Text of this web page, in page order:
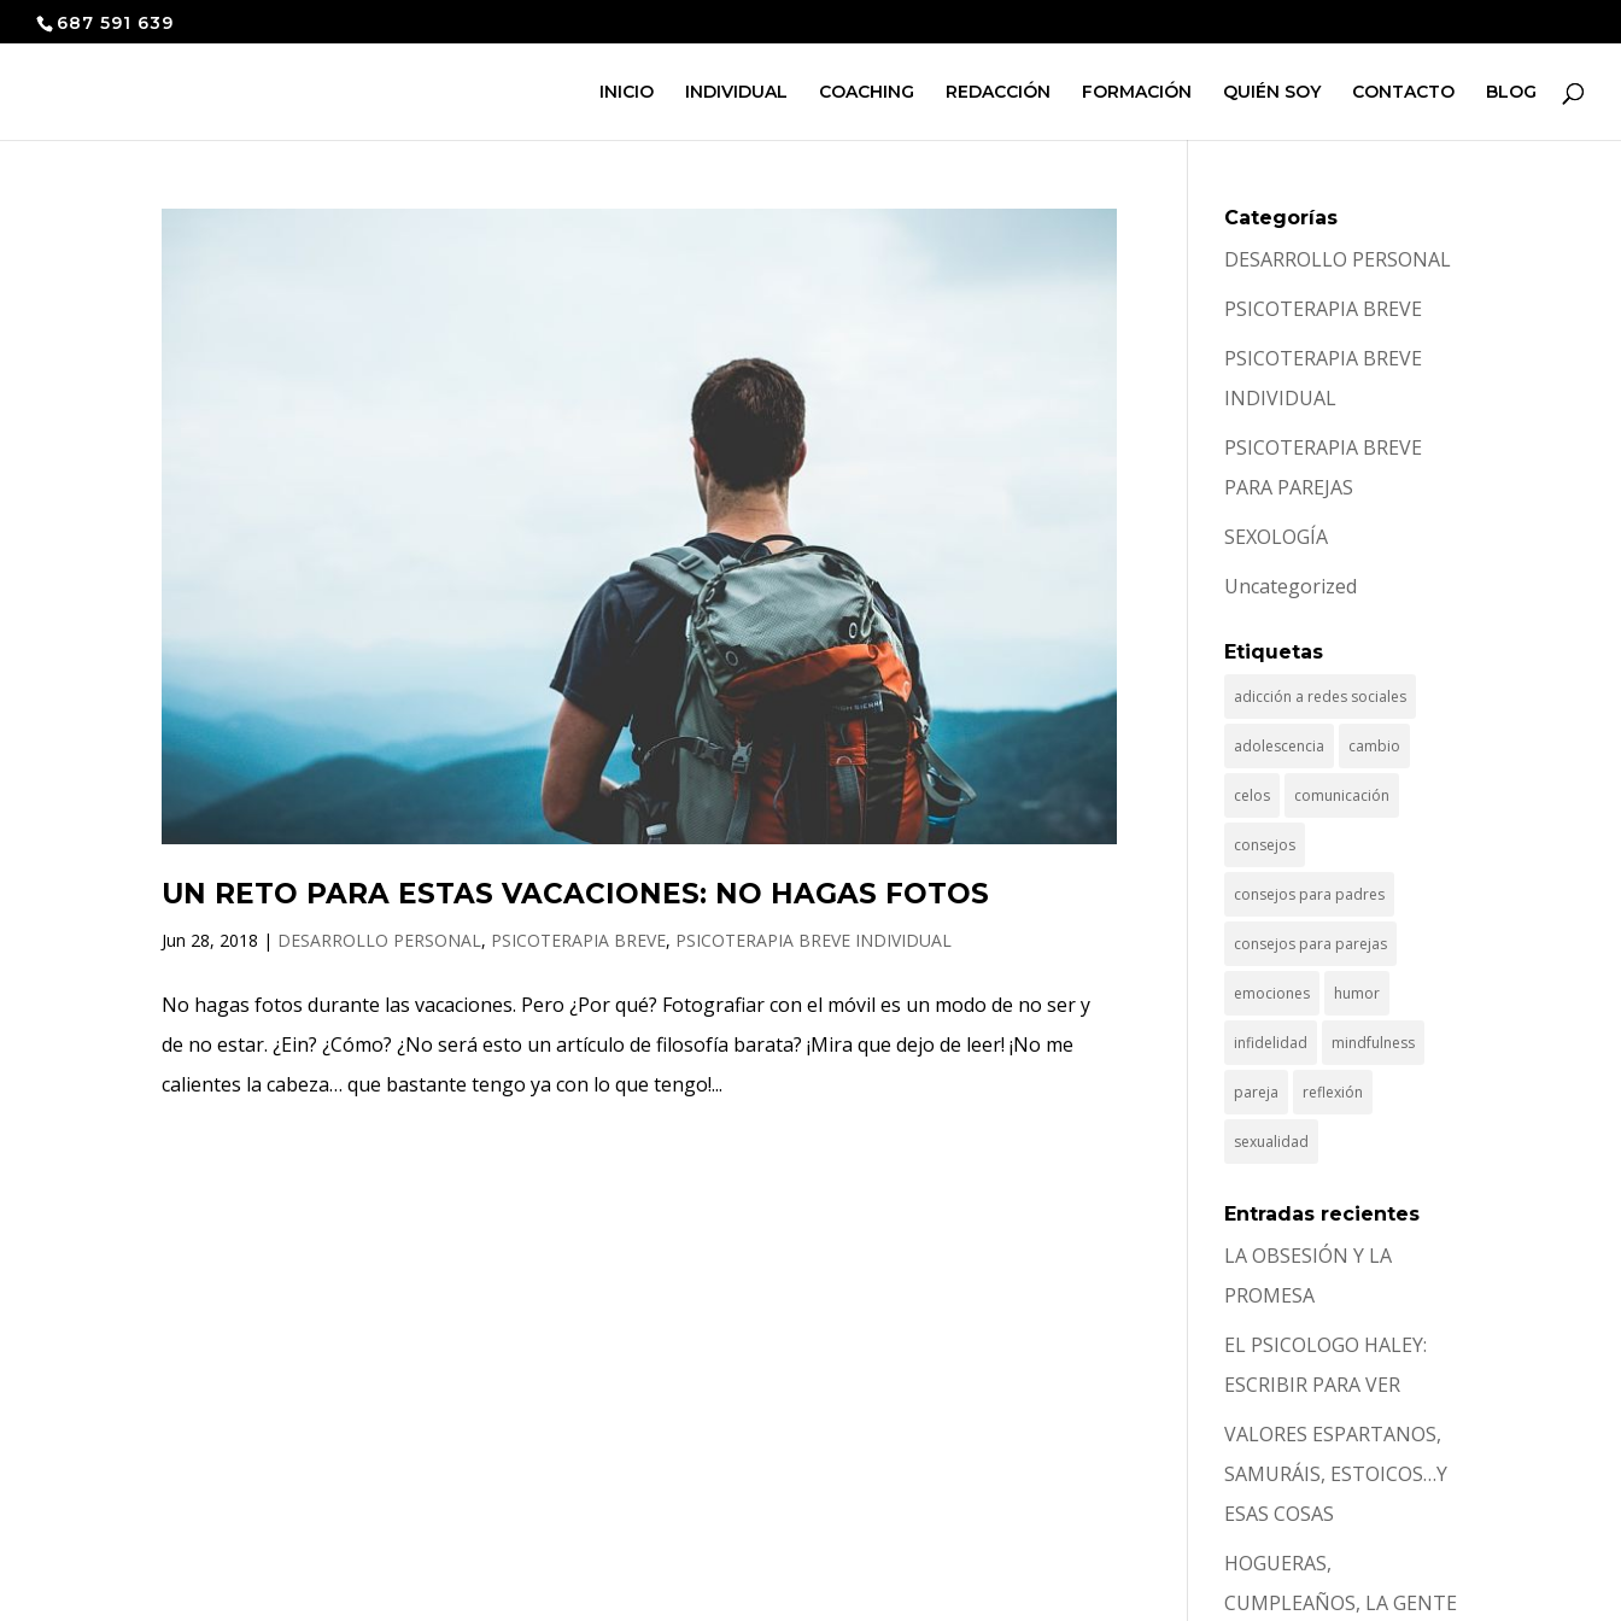
687 591 639
INICIO INDIVIDUAL COACHING REDACCIÓN FORMACIÓN QUIÉN SOY CONTACTO BLOG
UN RETO PARA ESTAS VACACIONES: NO HAGAS FOTOS
Jun 28, 2018 | DESARROLLO PERSONAL, PSICOTERAPIA BREVE, PSICOTERAPIA BREVE INDIVIDUAL
No hagas fotos durante las vacaciones. Pero ¿Por qué? Fotografiar con el móvil es un modo de no ser y
de no estar. ¿Ein? ¿Cómo? ¿No será esto un artículo de filosofía barata? ¡Mira que dejo de leer! ¡No me
calientes la cabeza… que bastante tengo ya con lo que tengo!...
Categorías
DESARROLLO PERSONAL
PSICOTERAPIA BREVE
PSICOTERAPIA BREVE
INDIVIDUAL
PSICOTERAPIA BREVE
PARA PAREJAS
SEXOLOGÍA
Uncategorized
Etiquetas
adicción a redes sociales
adolescencia cambio
celos comunicación
consejos
consejos para padres
consejos para parejas
emociones humor
infidelidad mindfulness
pareja reflexión
sexualidad
Entradas recientes
LA OBSESIÓN Y LA
PROMESA
EL PSICOLOGO HALEY:
ESCRIBIR PARA VER
VALORES ESPARTANOS,
SAMURÁIS, ESTOICOS…Y
ESAS COSAS
HOGUERAS,
CUMPLEAÑOS, LA GENTE